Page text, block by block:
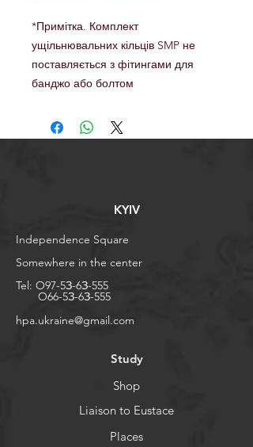
*Примітка. Комплект
ущільнювальних кільців SMP не
поставляється з фітингами для
банджо або болтом
KYIV
Independence Square
Somewhere in the center
Tel: O97-5З-6З-555
O66-5З-6З-555
​hpa.ukraine@gmail.com
Study
Shop
Liaison to Eustace
Places